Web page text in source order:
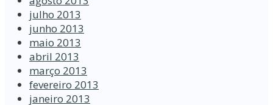
julho 2013
junho 2013
maio 2013
abril 2013
março 2013
fevereiro 2013
janeiro 2013